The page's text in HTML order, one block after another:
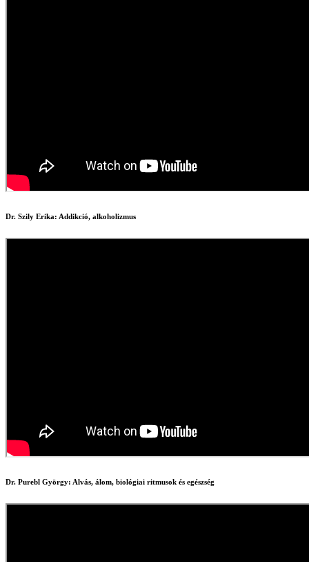
Dr. Szily Erika: Addikció, alkoholizmus
Dr. Purebl György: Alvás, álom, biológiai ritmusok és egészség